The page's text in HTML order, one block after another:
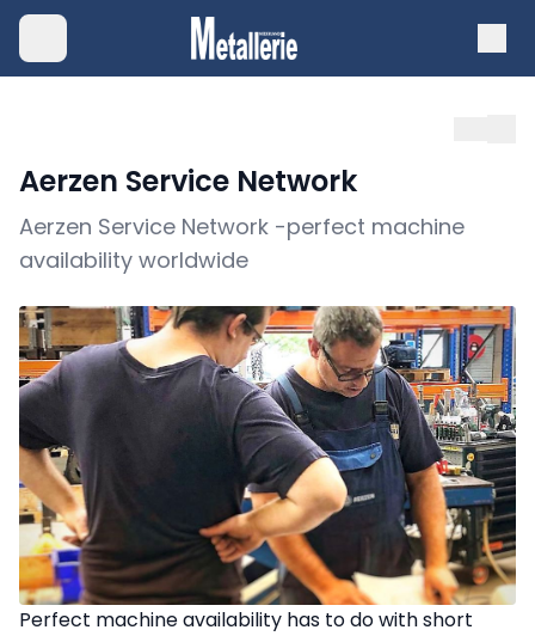
Aerzen Service Network
Aerzen Service Network -perfect machine
availability worldwide
Perfect machine availability has to do with short